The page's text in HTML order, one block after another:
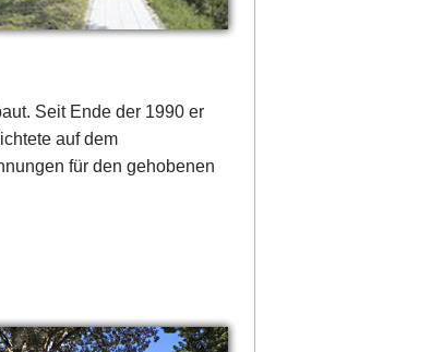
Seit Ende der 1990 er
auf dem
für den gehobenen